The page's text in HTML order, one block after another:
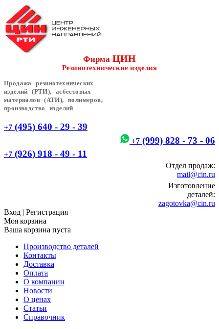
Фирма ЦИН
Резинотехнические изделия
Продажа резинотехнических
изделий (РТИ), асбестовых
материалов (АТИ), полимеров,
производство изделий
+7 (495) 640 - 29 - 39
+7 (999) 828 - 73 - 06
+7 (926) 918 - 49 - 11
Отдел продаж:
mail@cin.ru
Изготовление
деталей:
zagotovka@cin.ru
Вход | Регистрация
Моя корзина
Ваша корзина пуста
Производство деталей
Контакты
Доставка
Оплата
О компании
Новости
О ценах
Статьи
Справочник